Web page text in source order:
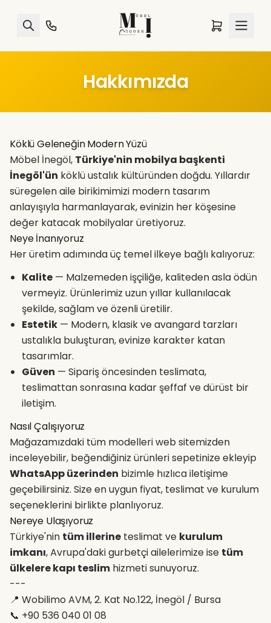
Hakkımızda
Köklü Geleneğin Modern Yüzü
Möbel İnegöl, Türkiye'nin mobilya başkenti
İnegöl'ün köklü ustalık kültüründen doğdu. Yıllardır
süregelen aile birikimimizi modern tasarım
anlayışıyla harmanlayarak, evinizin her köşesine
değer katacak mobilyalar üretiyoruz.
Neye İnanıyoruz
Her üretim adımında üç temel ilkeye bağlı kalıyoruz:
Kalite — Malzemeden işçiliğe, kaliteden asla ödün
vermeyiz. Ürünlerimiz uzun yıllar kullanılacak
şekilde, sağlam ve özenli üretilir.
Estetik — Modern, klasik ve avangard tarzları
ustalıkla buluşturan, evinize karakter katan
tasarımlar.
Güven — Sipariş öncesinden teslimata,
teslimattan sonrasına kadar şeffaf ve dürüst bir
iletişim.
Nasıl Çalışıyoruz
Mağazamızdaki tüm modelleri web sitemizden
inceleyebilir, beğendiğiniz ürünleri sepetinize ekleyip
WhatsApp üzerinden bizimle hızlıca iletişime
geçebilirsiniz. Size en uygun fiyat, teslimat ve kurulum
seçeneklerini birlikte planlıyoruz.
Nereye Ulaşıyoruz
Türkiye'nin tüm illerine teslimat ve kurulum
imkanı, Avrupa'daki gurbetçi ailelerimize ise tüm
ülkelere kapı teslim hizmeti sunuyoruz.
---
📍 Wobilimo AVM, 2. Kat No.122, İnegöl / Bursa
📞 +90 536 040 01 08